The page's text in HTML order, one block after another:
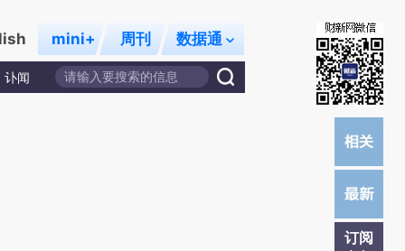
mini+ 周刊 数据通
讣闻
订阅